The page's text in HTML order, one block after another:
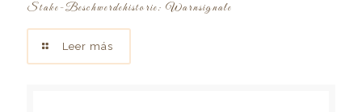
Stake-Beschwerdehistorie: Warnsignale
Leer más